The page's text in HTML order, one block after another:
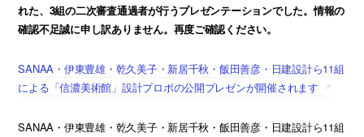
れた、3組の二次審査通過者が行うプレゼンテーションでした。情報の
確認不足誠に申し訳ありません。再度ご確認ください。
SANAA・伊東豊雄・乾久美子・新居千秋・飯田善彦・日建設計ら11組
による「信濃美術館」設計プロポの公開プレゼンが開催されます
SANAA・伊東豊雄・乾久美子・新居千秋・飯田善彦・日建設計ら11組